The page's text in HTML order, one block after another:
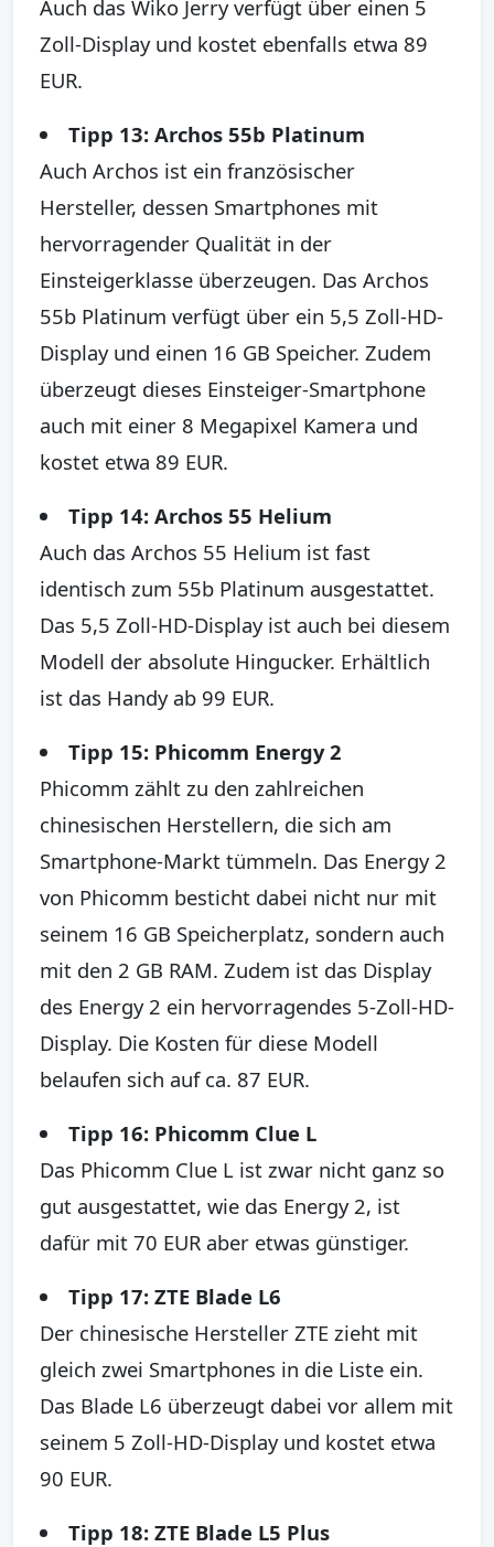
Auch das Wiko Jerry verfügt über einen 5
Zoll-Display und kostet ebenfalls etwa 89
EUR.
Tipp 13: Archos 55b Platinum
Auch Archos ist ein französischer
Hersteller, dessen Smartphones mit
hervorragender Qualität in der
Einsteigerklasse überzeugen. Das Archos
55b Platinum verfügt über ein 5,5 Zoll-HD-
Display und einen 16 GB Speicher. Zudem
überzeugt dieses Einsteiger-Smartphone
auch mit einer 8 Megapixel Kamera und
kostet etwa 89 EUR.
Tipp 14: Archos 55 Helium
Auch das Archos 55 Helium ist fast
identisch zum 55b Platinum ausgestattet.
Das 5,5 Zoll-HD-Display ist auch bei diesem
Modell der absolute Hingucker. Erhältlich
ist das Handy ab 99 EUR.
Tipp 15: Phicomm Energy 2
Phicomm zählt zu den zahlreichen
chinesischen Herstellern, die sich am
Smartphone-Markt tümmeln. Das Energy 2
von Phicomm besticht dabei nicht nur mit
seinem 16 GB Speicherplatz, sondern auch
mit den 2 GB RAM. Zudem ist das Display
des Energy 2 ein hervorragendes 5-Zoll-HD-
Display. Die Kosten für diese Modell
belaufen sich auf ca. 87 EUR.
Tipp 16: Phicomm Clue L
Das Phicomm Clue L ist zwar nicht ganz so
gut ausgestattet, wie das Energy 2, ist
dafür mit 70 EUR aber etwas günstiger.
Tipp 17: ZTE Blade L6
Der chinesische Hersteller ZTE zieht mit
gleich zwei Smartphones in die Liste ein.
Das Blade L6 überzeugt dabei vor allem mit
seinem 5 Zoll-HD-Display und kostet etwa
90 EUR.
Tipp 18: ZTE Blade L5 Plus